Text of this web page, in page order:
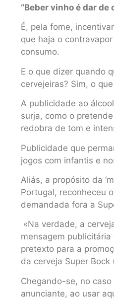
“Beber vinho é dar
É, pela fome,
que haja o
consumo.
E o que dizer quando
cervejeiras? Sim, o
A publicidade ao
surja, como o
redobra de tom e
Publicidade que
jogos com infantis e
Aliás, a propósito da
Portugal, reconheceu
demandada fora a
«Na verdade, a
mensagem
pretexto para a
da cerveja Super Bock
Chegando-se, no
anunciante, ao usar